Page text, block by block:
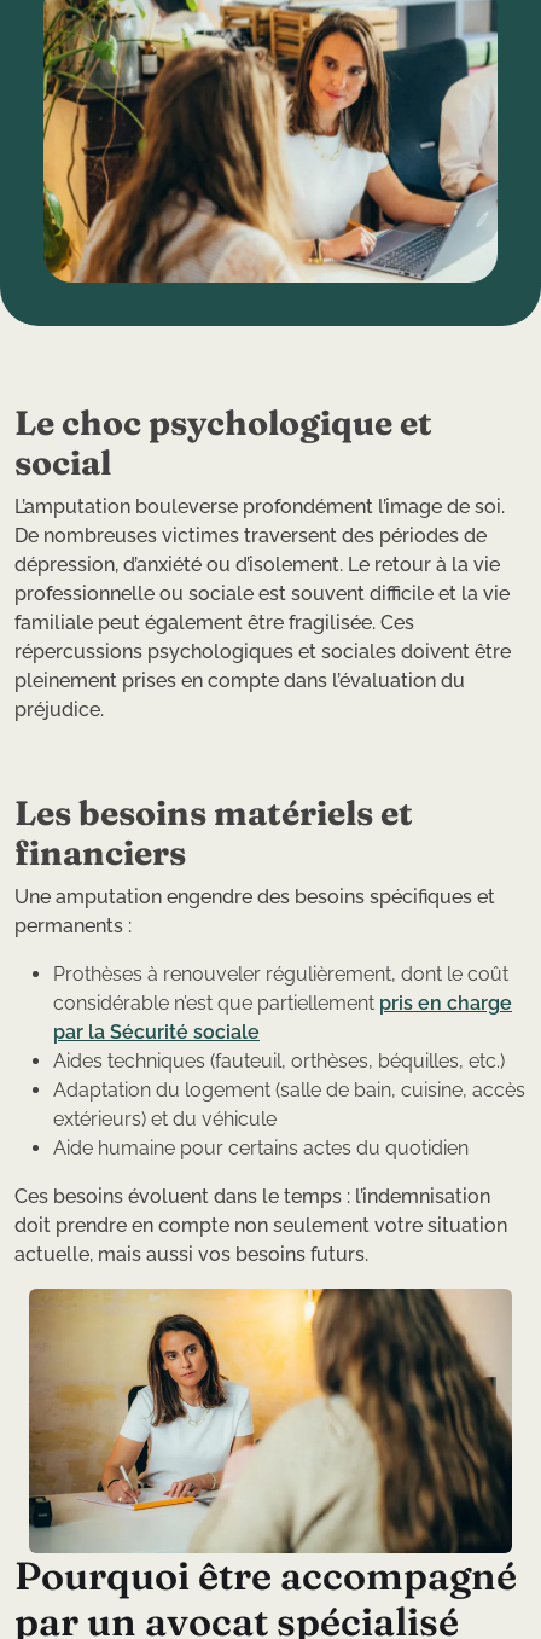
Le choc psychologique et
social
L’amputation bouleverse profondément l’image de soi.
De nombreuses victimes traversent des périodes de
dépression, d’anxiété ou d’isolement. Le retour à la vie
professionnelle ou sociale est souvent difficile et la vie
familiale peut également être fragilisée. Ces
répercussions psychologiques et sociales doivent être
pleinement prises en compte dans l’évaluation du
préjudice.
Les besoins matériels et
financiers
Une amputation engendre des besoins spécifiques et
permanents :
Prothèses à renouveler régulièrement, dont le coût
considérable n’est que partiellement pris en charge
par la Sécurité sociale
Aides techniques (fauteuil, orthèses, béquilles, etc.)
Adaptation du logement (salle de bain, cuisine, accès
extérieurs) et du véhicule
Aide humaine pour certains actes du quotidien
Ces besoins évoluent dans le temps : l’indemnisation
doit prendre en compte non seulement votre situation
actuelle, mais aussi vos besoins futurs.
Pourquoi être accompagné
parun avocat spécialisé